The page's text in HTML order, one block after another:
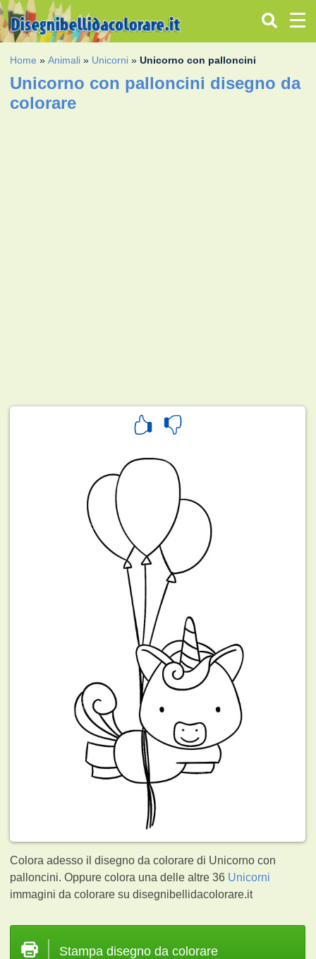
Home »Animali » Unicorni »Unicorno con palloncini
Unicorno con palloncini disegno da
colorare
Colora adesso il disegno da colorare di Unicorno con
palloncini. Oppure colora una delle altre 36 Unicorni
immagini da colorare su disegnibellidacolorare.it
Stampa disegno da colorare